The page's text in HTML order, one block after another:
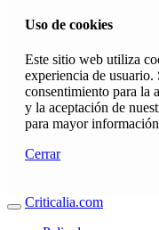
Uso de cookies
Este sitio web utiliza
experiencia de usuario.
consentimiento para la
y la aceptación de
para mayor
Cerrar
Criticalia.com